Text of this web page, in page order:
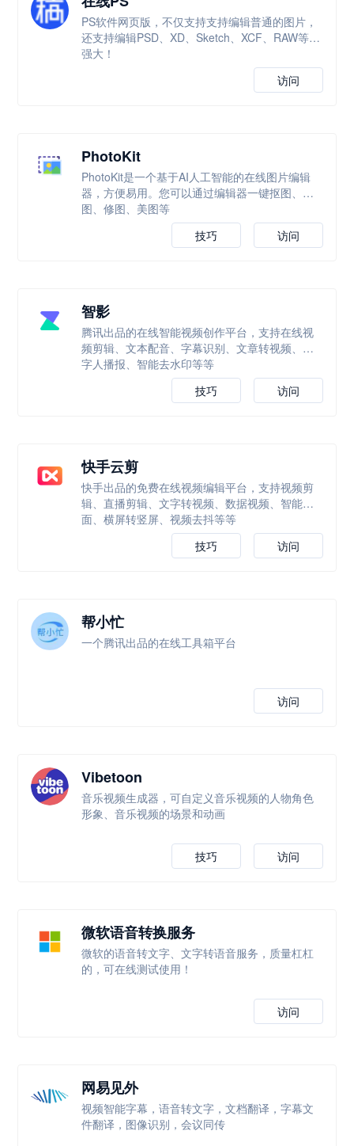
PS软件网页版，不仅支持支持编辑普通的图片，
还支持编辑PSD、XD、Sketch、XCF、RAW等，
强大！
访问
PhotoKit
PhotoKit是一个基于AI人工智能的在线图片编辑
器，方便易用。您可以通过编辑器一键抠图、改
图、修图、美图等
访问
技巧
智影
腾讯出品的在线智能视频创作平台，支持在线视
频剪辑、文本配音、字幕识别、文章转视频、数
字人播报、智能去水印等等
访问
技巧
快手云剪
快手出品的免费在线视频编辑平台，支持视频剪
辑、直播剪辑、文字转视频、数据视频、智能封
面、横屏转竖屏、视频去抖等等
访问
技巧
帮小忙
一个腾讯出品的在线工具箱平台
访问
Vibetoon
音乐视频生成器，可自定义音乐视频的人物角色
形象、音乐视频的场景和动画
访问
技巧
微软语音转换服务
微软的语音转文字、文字转语音服务，质量杠杠
的，可在线测试使用！
访问
网易见外
视频智能字幕，语音转文字，文档翻译，字幕文
件翻译，图像识别，会议同传